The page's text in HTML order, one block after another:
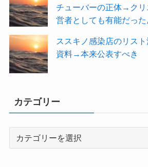
チューバーの正体→クリ
営者としても有能だった
ススキノ感染店のリス
資料→本来公表すべき
カテゴリー